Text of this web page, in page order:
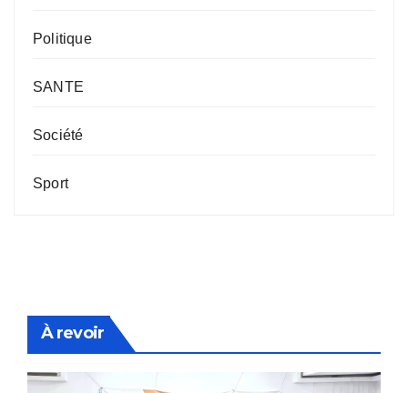
Politique
SANTE
Société
Sport
À revoir